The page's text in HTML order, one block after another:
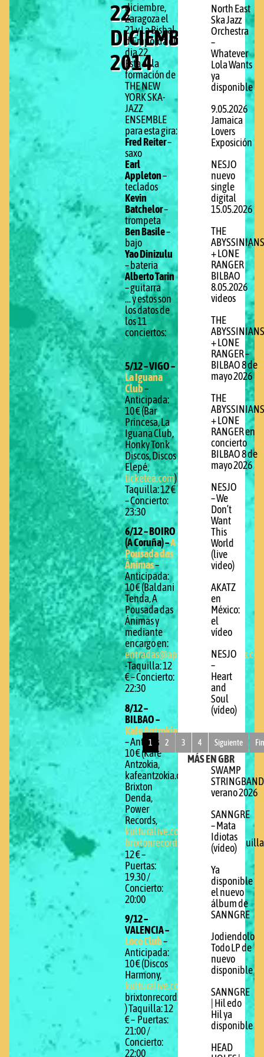
22
DICIEMBRE
2014
diciembre,
Zaragoza el
21 y La Bisbal
d’Empordá el
dia 22
Esta es la
formación de
THE NEW
YORK SKA-
JAZZ
ENSEMBLE
para esta gira:
Fred Reiter–
saxo
Earl
Appleton–
teclados
Kevin
Batchelor–
trompeta
Ben Basile–
bajo
Yao Dinizulu
– bateria
Alberto Tarin
– guitarra
… y estos son
los datos de
los 11
conciertos:
5/12 – VIGO –
La Iguana
Club–
Anticipada:
10 € (Bar
Princesa, La
Iguana Club,
Honky Tonk
Discos, Discos
Elepé,
ticketea.com)
Taquilla: 12 €
– Concierto:
23:30
6/12 – BOIRO
(A Coruña) –A
Pousada das
Ánimas–
Anticipada:
10 € (Baldani
Tenda, A
Pousada das
Ánimas y
mediante
encargo en:
-Taquilla: 12
€ – Concierto:
22:30
8/12 –
BILBAO –
Kafe Antzokia
– Anticipada:
10 € (Kafe
Antzokia,
kafeantzokia.com,
Brixton
Denda,
Power
Records,
kulturalive.com
brixtonrecords.com/denda
12 € –
Puertas:
19.30 /
Concierto:
20:00
9/12 –
VALENCIA –
Loco Club–
Anticipada:
10 € (Discos
Harmony,
kulturalive.com
brixtonrecords.com/denda
) Taquilla: 12
€ – Puertas:
21:00 /
Concierto:
22:00
North East
Ska Jazz
Orchestra
–
Whatever
Lola Wants
ya
disponible
9.05.2026
Jamaica
Lovers
Exposición
NESJO
nuevo
single
digital
15.05.2026
THE
ABYSSINIANS
+ LONE
RANGER
BILBAO
8.05.2026
videos
THE
ABYSSINIANS
+ LONE
RANGER –
BILBAO 8 de
mayo 2026
THE
ABYSSINIANS
+ LONE
RANGER en
concierto
BILBAO 8 de
mayo 2026
NESJO
– We
Don’t
Want
This
World
(live
video)
AKATZ
en
México:
el
vídeo
NESJO
–
Heart
and
Soul
(vídeo)
1 2 3 4 Siguiente
MÁS EN GBR
SWAMP
STRINGBAND
verano 2026
SANNGRE
– Mata
Idiotas
(vídeo)
Ya
disponible
el nuevo
álbum de
SANNGRE
Jodiendolo
Todo LP de
nuevo
disponible
SANNGRE
| Hil edo
Hil ya
disponible
HEAD